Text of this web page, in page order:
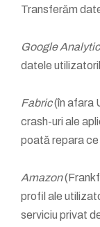
Transferăm
Google
datele
Fabric(în afara
crash-uri ale
poată repara
Amazon
profil ale
serviciu privat